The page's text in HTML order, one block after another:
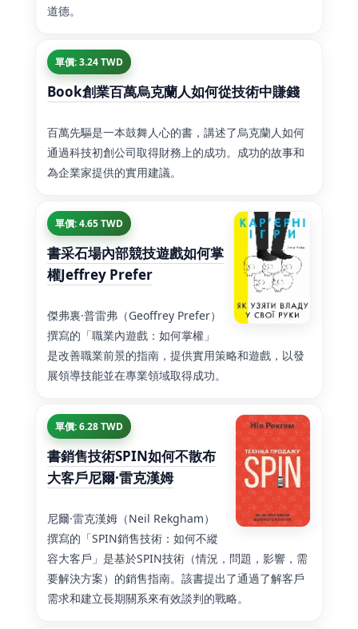
道德。
單價: 3.24 TWD
Book創業百萬烏克蘭人如何從技術中賺錢
百萬先驅是一本鼓舞人心的書，講述了烏克蘭人如何
通過科技初創公司取得財務上的成功。成功的故事和
為企業家提供的實用建議。
單價: 4.65 TWD
書采石場內部競技遊戲如何掌
權Jeffrey Prefer
傑弗裏·普雷弗（Geoffrey Prefer）
撰寫的「職業內遊戲：如何掌權」
是改善職業前景的指南，提供實用策略和遊戲，以發
展領導技能並在專業領域取得成功。
單價: 6.28 TWD
書銷售技術SPIN如何不散布
大客戶尼爾·雷克漢姆
尼爾·雷克漢姆（Neil Rekgham）
撰寫的「SPIN銷售技術：如何不縱
容大客戶」是基於SPIN技術（情況，問題，影響，需
要解決方案）的銷售指南。該書提出了通過了解客戶
需求和建立長期關系來有效談判的戰略。